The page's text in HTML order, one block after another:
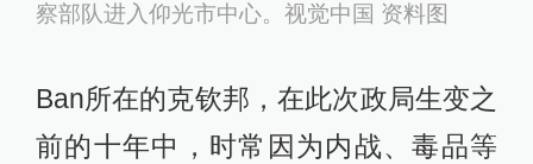
察部队进入仰光市中心。视觉中国 资料图
Ban所在的克钦邦，在此次政局生变之
前的十年中，时常因为内战、毒品等